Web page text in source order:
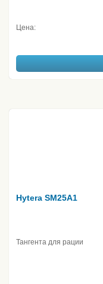
Цена:
Hytera SM25A1
Тангента для рации